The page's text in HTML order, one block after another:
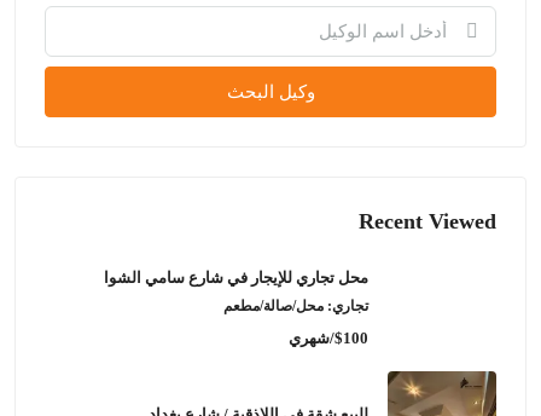
وكيل البحث
Recent Viewed
محل تجاري للإيجار في شارع سامي الشوا
تجاري: محل/صالة/مطعم
$100/شهري